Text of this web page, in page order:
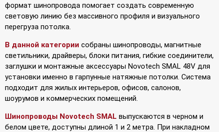
формат шинопровода помогает создать современную
световую линию без массивного профиля и визуального
перегруза потолка.
В данной категории собраны шинопроводы, магнитные
светильники, драйверы, блоки питания, гибкие соединители,
заглушки и монтажные аксессуары Novotech SMAL 48V для
установки именно в гарпунные натяжные потолки. Система
подходит для жилых интерьеров, офисов, салонов,
шоурумов и коммерческих помещений.
Шинопроводы Novotech SMAL выпускаются в черном и
белом цвете, доступны длиной 1 и 2 метра. При накладном